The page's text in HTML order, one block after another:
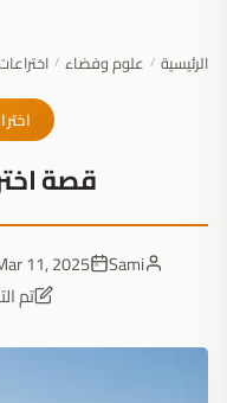
الرئيسية / علوم وفضاء /
قصة
Sami
11, 2025
تم